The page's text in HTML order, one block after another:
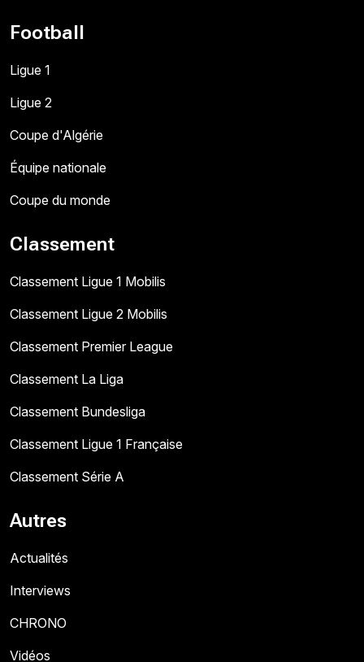
Football
Ligue 1
Ligue 2
Coupe d'Algérie
Équipe nationale
Coupe du monde
Classement
Classement Ligue 1 Mobilis
Classement Ligue 2 Mobilis
Classement Premier League
Classement La Liga
Classement Bundesliga
Classement Ligue 1 Française
Classement Série A
Autres
Actualités
Interviews
CHRONO
Vidéos